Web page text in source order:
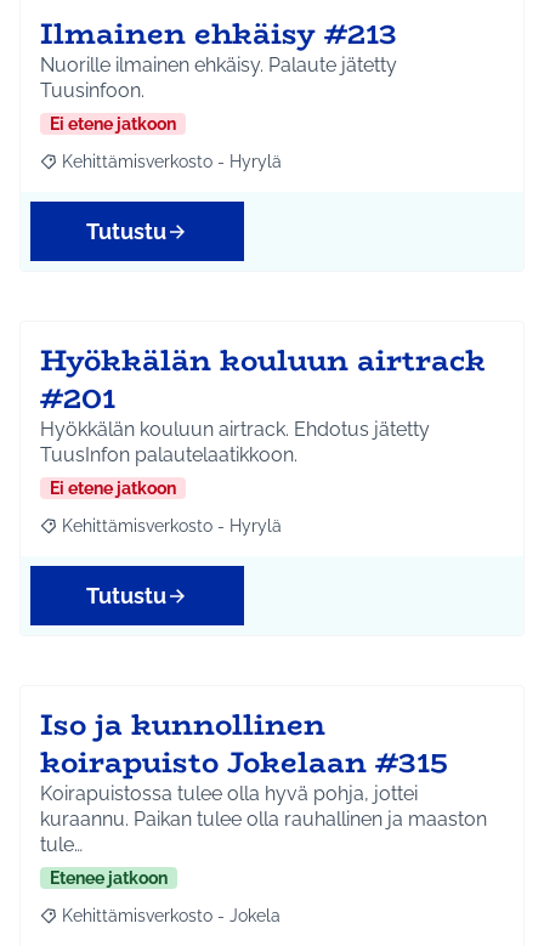
Ilmainen ehkäisy #213
Nuorille ilmainen ehkäisy. Palaute jätetty
Tuusinfoon.
Ei etene jatkoon
Rajaa tulokset aihepiirin mukaan: Kehittämisverkosto - Hyrylä
Kehittämisverkosto - Hyrylä
Tutustu
Hyökkälän kouluun airtrack
#201
Hyökkälän kouluun airtrack. Ehdotus jätetty
TuusInfon palautelaatikkoon.
Ei etene jatkoon
Rajaa tulokset aihepiirin mukaan: Kehittämisverkosto - Hyrylä
Kehittämisverkosto - Hyrylä
Tutustu
Iso ja kunnollinen
koirapuisto Jokelaan #315
Koirapuistossa tulee olla hyvä pohja, jottei
kuraannu. Paikan tulee olla rauhallinen ja maaston
tule…
Etenee jatkoon
Rajaa tulokset aihepiirin mukaan: Kehittämisverkosto - Jokela
Kehittämisverkosto - Jokela